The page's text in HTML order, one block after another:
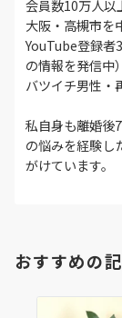
会員数10万人以
大阪・高槻市を
YouTube登録者
の情報を発信中）
バツイチ男性・
私自身も離婚後
の悩みを経験し
がけています。
おすすめの